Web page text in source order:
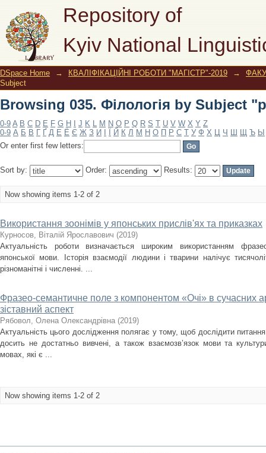
Repository of
Kyiv National
Browsing 035. Філологія by Subject
DSpace Home → КВАЛІФІКАЦІЙНІ РОБОТИ "МАГІСТР"-2019 →
Subject
Browsing 035. Філологія by Subject
0-9 A B C D E F G H J K L M N O P Q R S T U V W X Y Z
0-9 А Б В Г Ґ Д Е Ё Є Ж З И Й К Л М Н О П Р С Т У Ф Х Ц Ч Ш Щ Ъ Ы
Or enter first few letters:
Sort by: Order: Results:
Now showing items 1-2 of 2
Використання зоонімів у японських прислів'ях та приказках
Курносов, Віталій Ярославович (2019)
Актуальність роботи визначається широким використанням
японської мови. Історія взаємодії людини і тварини налічує
різноманітні і численні. ...
Фразео-семантичне поле з компонентом «Очі» в сучасних
зіставний аспект
Рябовол, Олена Олександрівна (2019)
Актуальність цього дослідження полягає у тому, щоб дослідити
досить не достатньо вивчені, а також взаємозв’язок мови та
мовах, які є ...
Now showing items 1-2 of 2